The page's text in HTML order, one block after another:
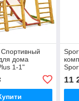
дома
1-1"
11